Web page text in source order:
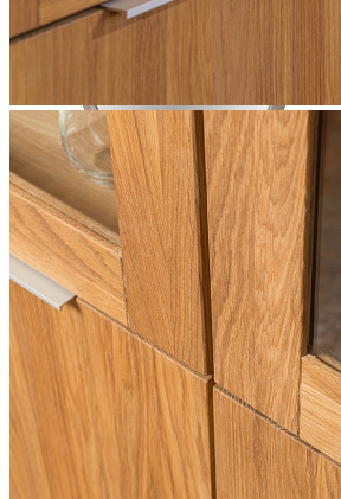
Зеркало Лаура ММ-267-05
33 450 ₽
В корзину
Столовая
Буфеты и бары
Комоды для кухни
Лавки и скамьи
Полки и ящики
Столы кофейные и чайные
Столы обеденные
Столы квадратные из
Столы круглые из массива
Столы овальные из массива
Столы прямоугольные из